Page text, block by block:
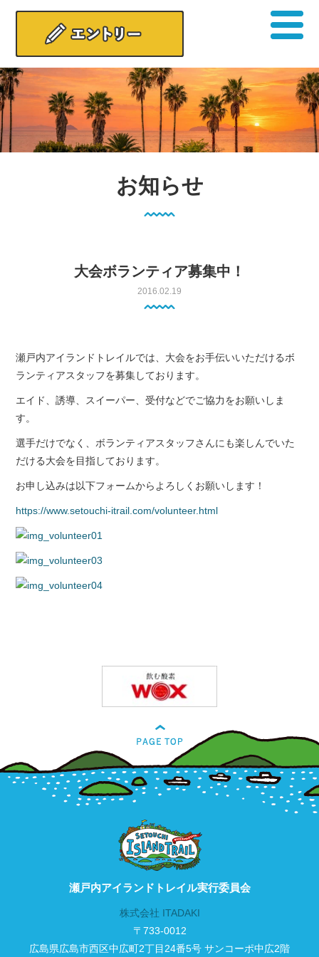
お知らせ
大会ボランティア募集中！
2016.02.19
瀬戸内アイランドトレイルでは、大会をお手伝いいただけるボ
ランティアスタッフを募集しております。
エイド、誘導、スイーパー、受付などでご協力をお願いしま
す。
選手だけでなく、ボランティアスタッフさんにも楽しんでいた
だける大会を目指しております。
お申し込みは以下フォームからよろしくお願いします！
https://www.setouchi-itrail.com/volunteer.html
瀬戸内アイランドトレイル実行委員会
株式会社 ITADAKI
〒733-0012
広島県広島市西区中広町2丁目24番5号 サンコーポ中広2階